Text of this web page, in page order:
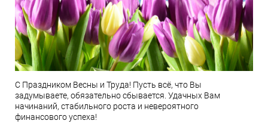
С Праздником Весны и Труда! Пусть всё, что Вы
задумываете, обязательно сбывается. Удачных Вам
начинаний, стабильного роста и невероятного
финансового успеха!